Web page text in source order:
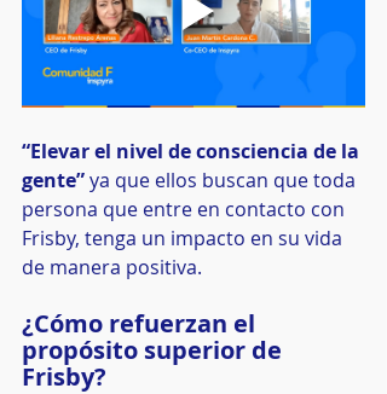
“Elevar el nivel de consciencia de la
gente” ya que ellos buscan que toda
persona que entre en contacto con
Frisby, tenga un impacto en su vida
de manera positiva.
¿Cómo refuerzan el
propósito superior de
Frisby?